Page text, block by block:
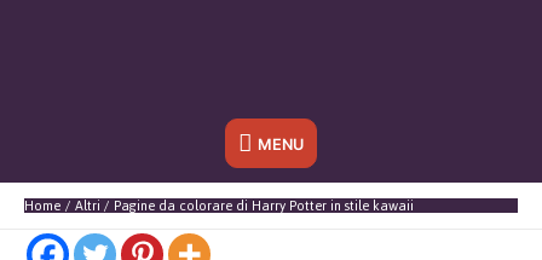
Sotto
l'header
MENU
Home Altri Pagine da colorare di Harry Potter in stile kawaii